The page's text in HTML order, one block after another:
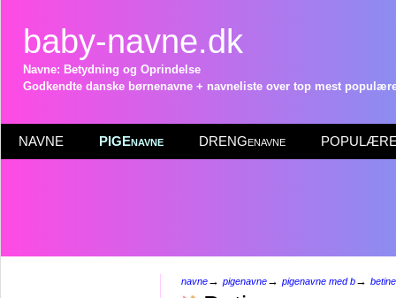
baby-navne.dk
Navne: Betydning og Oprindelse
Godkendte danske børnenavne + navneliste over top mest
NAVNE PIGEnavne DRENGenavne POPULÆRE
navne→ pigenavne→ pigenavne med b→ betine